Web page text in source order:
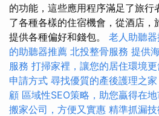
的功能，這些應用程序滿足了旅行
了各種各樣的住宿機會，從酒店，
提供各種偏好和錢包。 老人助聽
的助聽器推薦 北投整骨服務 提供
服務 打掃家裡，讓您的居住環境更
申請方式 尋找優質的產後護理之
顧 區域性SEO策略，助您贏得在
搬家公司，方便又實惠 精準抓漏